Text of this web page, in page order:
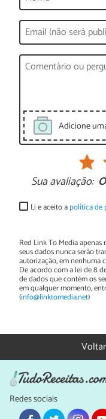
Adicione
Sua avaliação:
Li e aceito apolítica de
Red Link To Media
seus dados nunca serão
autorização, em nenhuma
De acordo com a lei de 8
de dados que contém os
em qualquer momento,
(info@linktomedia.net)
Redes sociais